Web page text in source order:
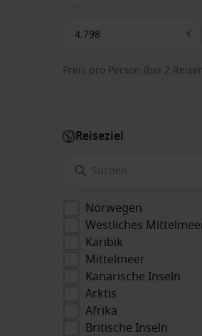
€
Preis pro Person (bei 2
Reiseziel
Norwegen
Westliches
Karibik
Mittelmeer
Kanarische Inseln
Arktis
Afrika
Britische Inseln